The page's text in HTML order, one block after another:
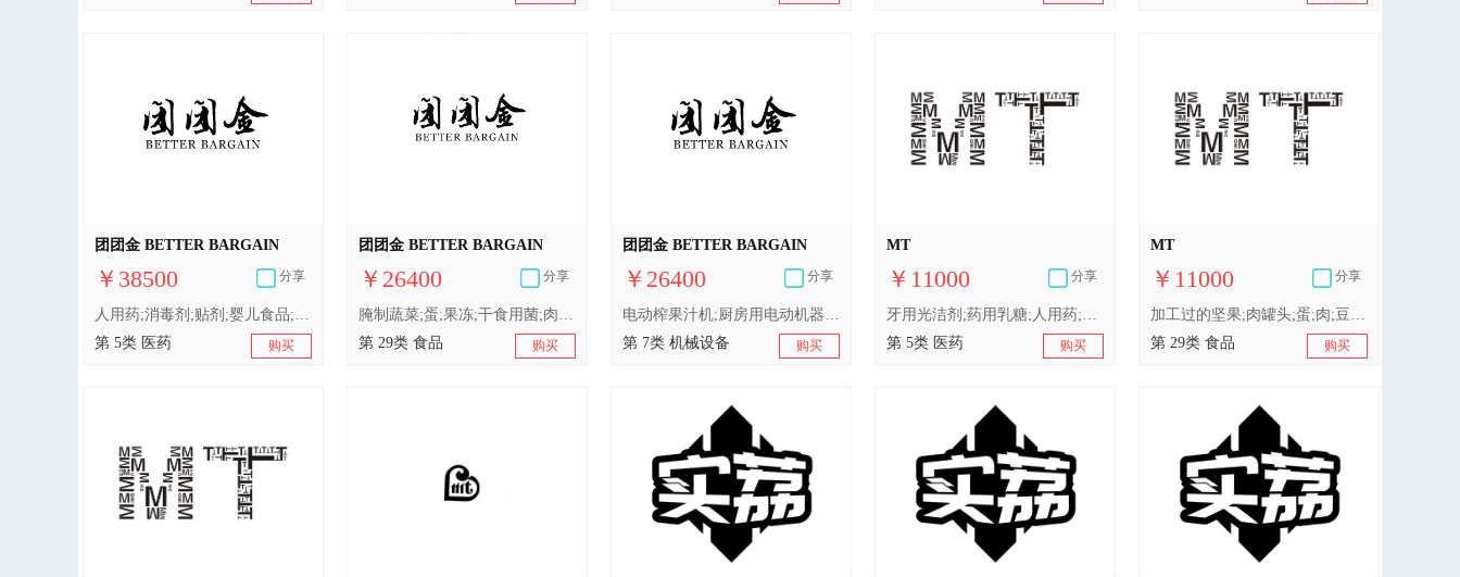
团团金 BETTER BARGAIN
￥38500 分享
人用药;消毒剂;贴剂;婴儿食品;婴儿奶粉;动物用维生素;杀虫剂;卫生巾;婴儿尿布;消毒纸巾
第 5类 医药
购买
团团金 BETTER BARGAIN
￥26400 分享
腌制蔬菜;蛋;果冻;干食用菌;肉;以水果为主的零食小吃;鱼制食品;海参（非活）;水产罐头;加工过的坚果
第 29类 食品
购买
团团金 BETTER BARGAIN
￥26400 分享
电动榨果汁机;厨房用电动机器;洗衣机;工业机器人;液压手工具;空气滤清器（引擎部件）;阀门（机器、引擎或马达部件）;真空吸尘器;轴承（机器部件）;液压千斤顶
第 7类 机械设备
购买
MT
￥11000 分享
牙用光洁剂;药用乳糖;人用药;医用氧;创口贴（绷敷材料）;兽医用药;宠物尿布;隐形眼镜护理液;假牙用瓷料;医用敷料
第 5类 医药
购买
MT
￥11000 分享
加工过的坚果;肉罐头;蛋;肉;豆腐制品;加工过的海鲜;水果干;速冻方便菜肴;食用油;干食用菌
第 29类 食品
购买